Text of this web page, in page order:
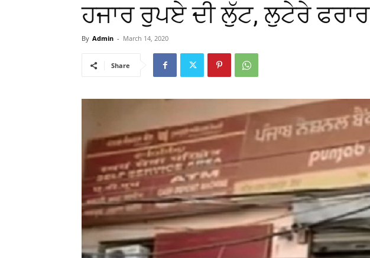
ਹਜਾਰ ਰੁਪਏ ਦੀ ਲੁੱਟ, ਲੁਟੇਰੇ ਫਰਾਰ
By Admin - March 14, 2020
Share